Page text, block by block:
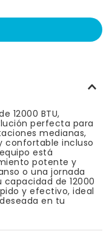
12000 BTU,
perfecta para
medianas,
confortable incluso
está
potente y
o una jornada
de 12000
y efectivo, ideal
en tu